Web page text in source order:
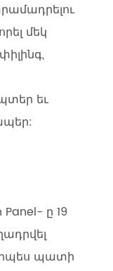
մեկ
եւ
ը 19
պատի